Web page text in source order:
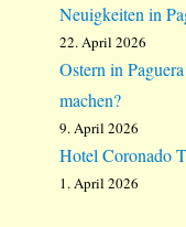
Neuigkeiten in
22. April 2026
Ostern in
machen?
9. April 2026
Hotel Coronado
1. April 2026